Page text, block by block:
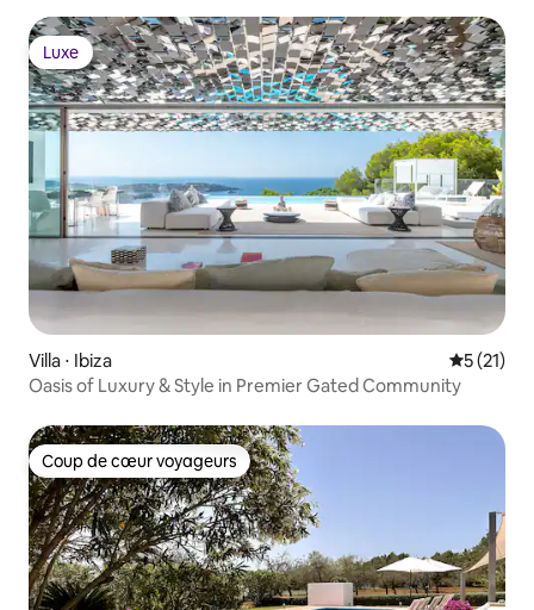
Luxe
Luxe
Villa ⋅ Ibiza
5 (21)
Oasis of Luxury & Style in Premier Gated Community
Coup de cœur voyageurs
Coup de cœur voyageurs